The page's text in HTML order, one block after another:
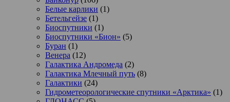
Белые карлики (1)
Бетельгейзе (1)
Биоспутники (1)
Биоспутники «Бион» (5)
Буран (1)
Венера (12)
Галактика Андромеда (2)
Галактика Млечный путь (8)
Галактики (24)
Гидрометеорологические спутники «Арктика» (1)